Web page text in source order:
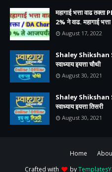
महागाई भत्ता वाढ तक्ता
2% ने वाढ. महागाई
August 17, 2022
Shaley Shikshan
स्वाध्याय इयत्ता चौथी
August 30, 2021
Shaley Shikshan
स्वाध्याय इयत्ता तिसरी
August 30, 2021
Home
Crafted with
by